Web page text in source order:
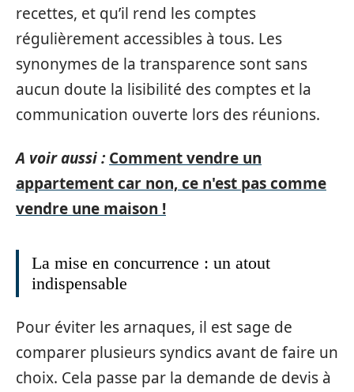
recettes, et qu’il rend les comptes
régulièrement accessibles à tous. Les
synonymes de la transparence sont sans
aucun doute la lisibilité des comptes et la
communication ouverte lors des réunions.
A voir aussi : Comment vendre un
appartement car non, ce n'est pas comme
vendre une maison !
La mise en concurrence : un atout
indispensable
Pour éviter les arnaques, il est sage de
comparer plusieurs syndics avant de faire un
choix. Cela passe par la demande de devis à